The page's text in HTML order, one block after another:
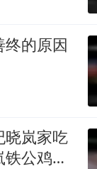
的原因
晓岚家吃
公鸡，